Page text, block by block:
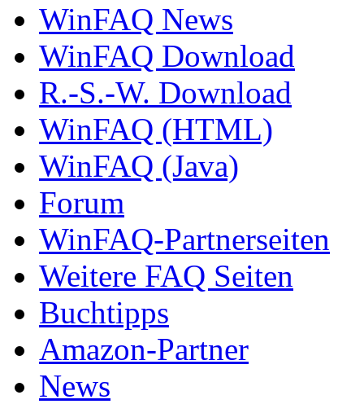
WinFAQ News
WinFAQ Download
R.-S.-W. Download
WinFAQ (HTML)
WinFAQ (Java)
Forum
WinFAQ-Partnerseiten
Weitere FAQ Seiten
Buchtipps
Amazon-Partner
News